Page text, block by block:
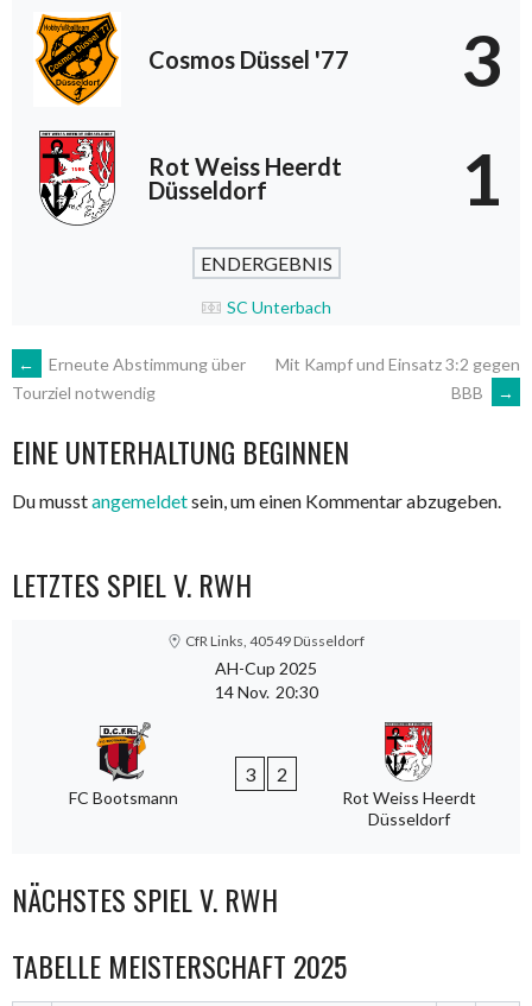
Cosmos Düssel '77 3
Rot Weiss Heerdt
Düsseldorf
1
ENDERGEBNIS
SC Unterbach
ARTIKEL-
NAVIGATION
←
Erneute Abstimmung über
Tourziel notwendig
Mit Kampf und Einsatz 3:2 gegen
BBB
→
EINE UNTERHALTUNG BEGINNEN
Du musstangemeldetsein, um einen Kommentar abzugeben.
LETZTES SPIEL V. RWH
CfR Links, 40549 Düsseldorf
AH-Cup 2025
14 Nov. 20:30
FC Bootsmann
3 2
Rot Weiss Heerdt
Düsseldorf
NÄCHSTES SPIEL V. RWH
TABELLE MEISTERSCHAFT 2025